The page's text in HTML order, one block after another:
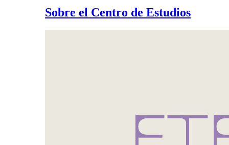
Sobre el Centro de Estudios